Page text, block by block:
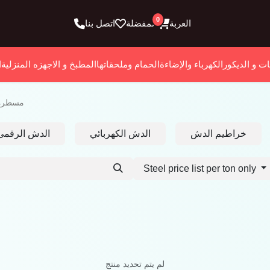
العربة 0المفضلة اتصل بنا
و الديكور الكهرباء والإضاءةالحمام وملحقاتهاالمطبخ و الاجهزه المنزلية
الدش الدش الكهربائي خراطيم الدش
Steel price list per ton only
لم يتم تحديد منتج